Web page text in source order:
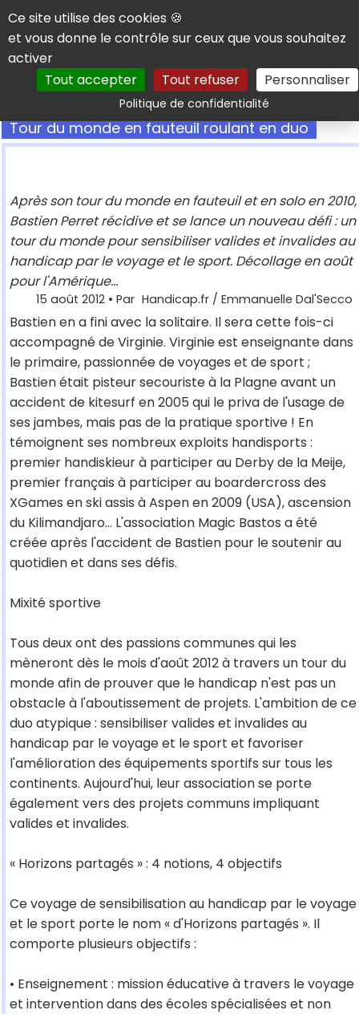
Panneau de gestion des cookies
Ce site utilise des cookies 🍪
et vous donne le contrôle sur ceux que vous souhaitez
activer
Tout accepter
Tout refuser Personnaliser
Politique de confidentialitéRechercher
Tour du monde en fauteuil roulant en duo
Après son tour du monde en fauteuil et en solo en 2010,
Bastien Perret récidive et se lance un nouveau défi : un
tour du monde pour sensibiliser valides et invalides au
handicap par le voyage et le sport. Décollage en août
pour l'Amérique...
15 août 2012 • Par Handicap.fr / Emmanuelle Dal'Secco
Bastien en a fini avec la solitaire. Il sera cette fois-ci
accompagné de Virginie. Virginie est enseignante dans
le primaire, passionnée de voyages et de sport ;
Bastien était pisteur secouriste à la Plagne avant un
accident de kitesurf en 2005 qui le priva de l'usage de
ses jambes, mais pas de la pratique sportive ! En
témoignent ses nombreux exploits handisports :
premier handiskieur à participer au Derby de la Meije,
premier français à participer au boardercross des
XGames en ski assis à Aspen en 2009 (USA), ascension
du Kilimandjaro... L'association Magic Bastos a été
créée après l'accident de Bastien pour le soutenir au
quotidien et dans ses défis.
Mixité sportive
Tous deux ont des passions communes qui les
mèneront dès le mois d'août 2012 à travers un tour du
monde afin de prouver que le handicap n'est pas un
obstacle à l'aboutissement de projets. L'ambition de ce
duo atypique : sensibiliser valides et invalides au
handicap par le voyage et le sport et favoriser
l'amélioration des équipements sportifs sur tous les
continents. Aujourd'hui, leur association se porte
également vers des projets communs impliquant
valides et invalides.
« Horizons partagés » : 4 notions, 4 objectifs
Ce voyage de sensibilisation au handicap par le voyage
et le sport porte le nom « d'Horizons partagés ». Il
comporte plusieurs objectifs :
• Enseignement : mission éducative à travers le voyage
et intervention dans des écoles spécialisées et non